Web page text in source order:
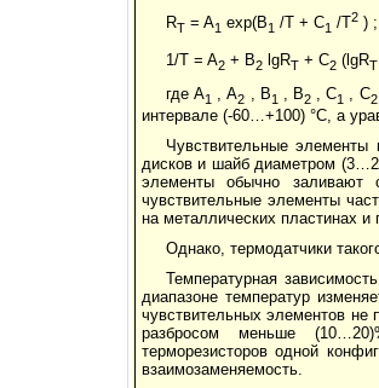
RT = A1 exp(B1 /T + C1 /T2 )
1/T = A2 + B2 lgRT + C2 (lgRT
где А1 , А2 , В1 , В2 , С1 , С2
интервале (-60…+100) °С, а
Чувствительные
дисков и шайб диаметром
элементы обычно заливают
чувствительные элементы
на металлических пластинах
Однако, термодатчики
Температурная
диапазоне температур
чувстви­тель­ных элементов не
разбросом меньше
терморезисторов одной
взаимоза­меняемость.